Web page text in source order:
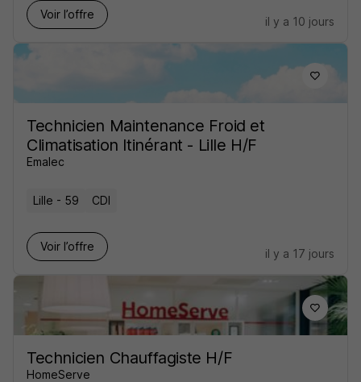
Voir l’offre
il y a 10 jours
Technicien Maintenance Froid et
Climatisation Itinérant - Lille H/F
Emalec
Lille - 59 CDI
Voir l’offre
il y a 17 jours
Technicien Chauffagiste H/F
HomeServe